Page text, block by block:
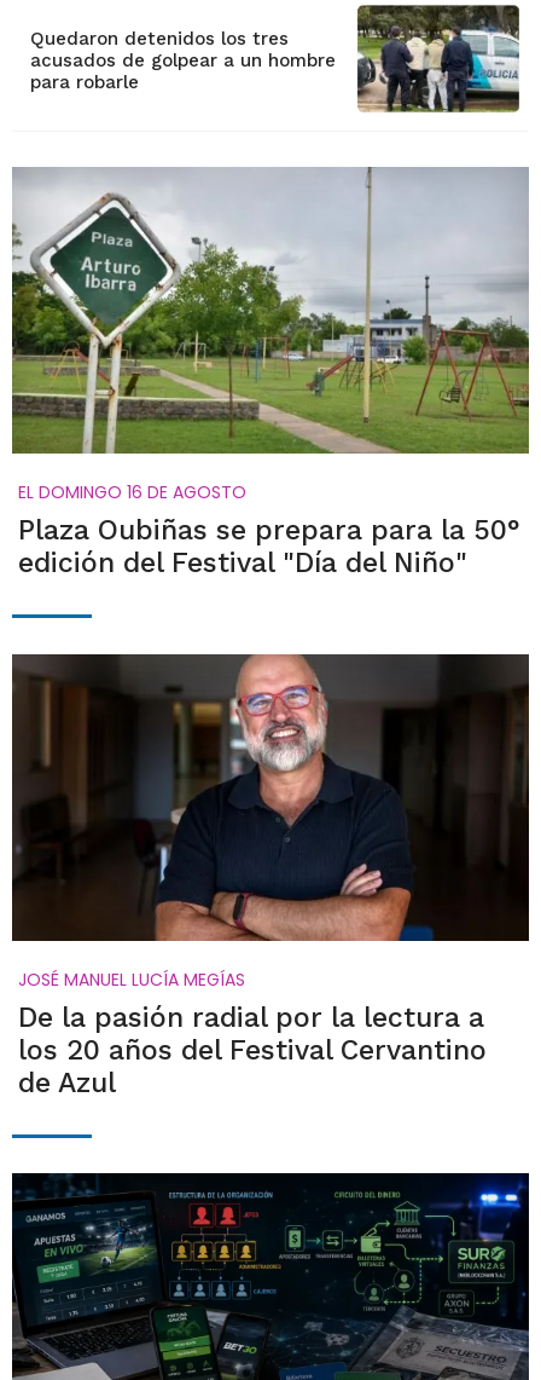
Quedaron detenidos los tres
acusados de golpear a un hombre
para robarle
EL DOMINGO 16 DE AGOSTO
Plaza Oubiñas se prepara para la 50°
edición del Festival "Día del Niño"
JOSÉ MANUEL LUCÍA MEGÍAS
De la pasión radial por la lectura a
los 20 años del Festival Cervantino
de Azul